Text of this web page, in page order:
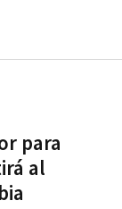
para
al